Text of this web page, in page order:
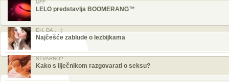
UFF
LELO predstavlja BOOMERANG™
EH, DA... :)
Najčešće zablude o lezbijkama
STVARNO?
Kako s liječnikom razgovarati o seksu?